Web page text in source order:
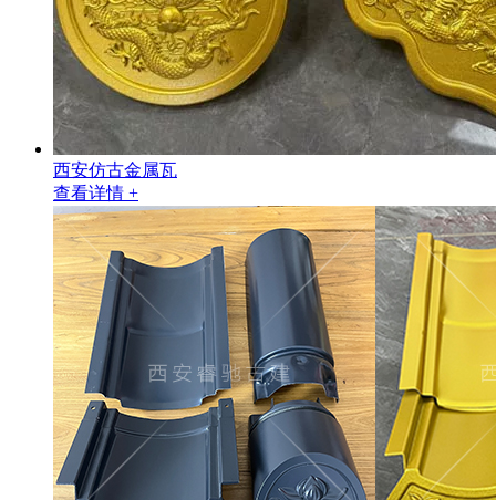
西安仿古金属瓦
查看详情 +